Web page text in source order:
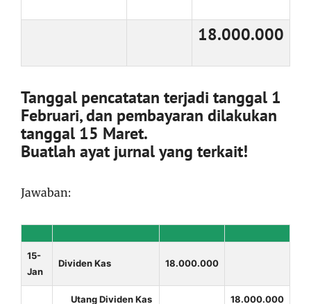
18.000.000
Tanggal pencatatan terjadi tanggal 1
Februari, dan pembayaran dilakukan
tanggal 15 Maret.
Buatlah ayat jurnal yang terkait!
Jawaban:
15-
Jan
Dividen Kas 18.000.000
Utang Dividen Kas 18.000.000